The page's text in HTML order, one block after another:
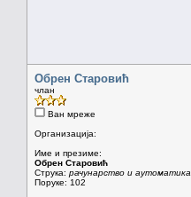
Обрен Старовић
члан
Ван мреже
Организација:
Име и презиме:
Обрен Старовић
Струка: рачунарство и аутоматика
Поруке: 102